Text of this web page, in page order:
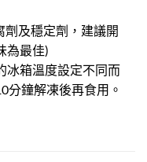
劑及穩定劑，建議開
為最佳)
冰箱溫度設定不同而
分鐘解凍後再食用。